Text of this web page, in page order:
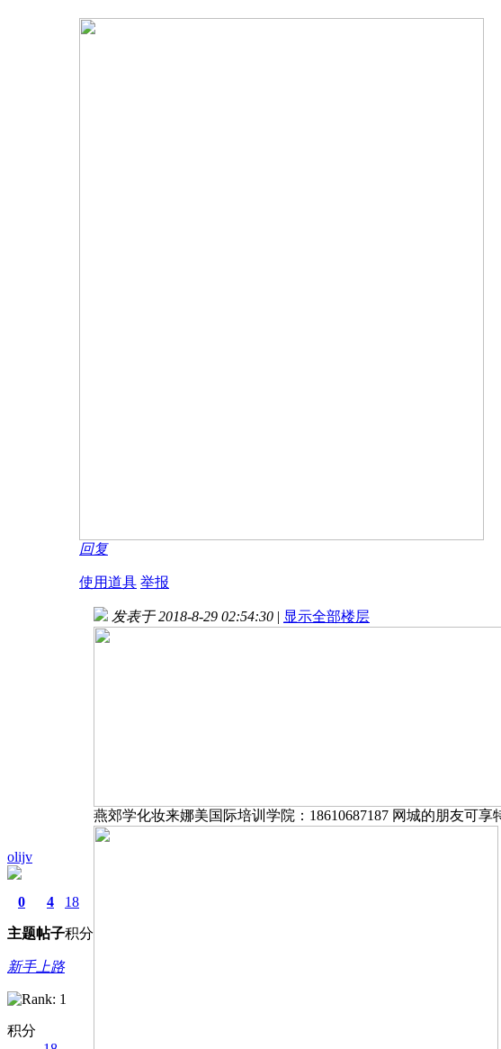
回复
使用道具 举报
olijv
0
主题
4
帖子
18
积分
新手上路
积分
发表于 2018-8-29 02:54:30 | 显示全部楼层
燕郊学化妆来娜美国际培训学院：18610687187 网城的朋友可享